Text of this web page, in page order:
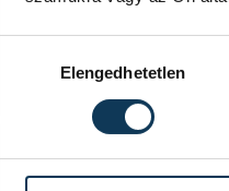
Elengedhetetlen